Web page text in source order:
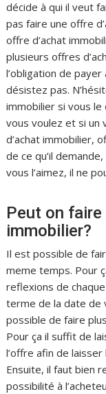
décide à qui il veut
pas faire une offre
offre d’achat
plusieurs offres
l’obligation de
désistez pas.
immobilier si vous
vous voulez et si
d’achat immobilier,
de ce qu’il
vous l’aimez, il ne
Peut on faire
immobilier?
Il est possible de
meme temps. Pour
reflexions de
terme de la date de
possible de faire
Pour ça il suffit de
l’offre afin de
Ensuite, il faut bien
possibilité à